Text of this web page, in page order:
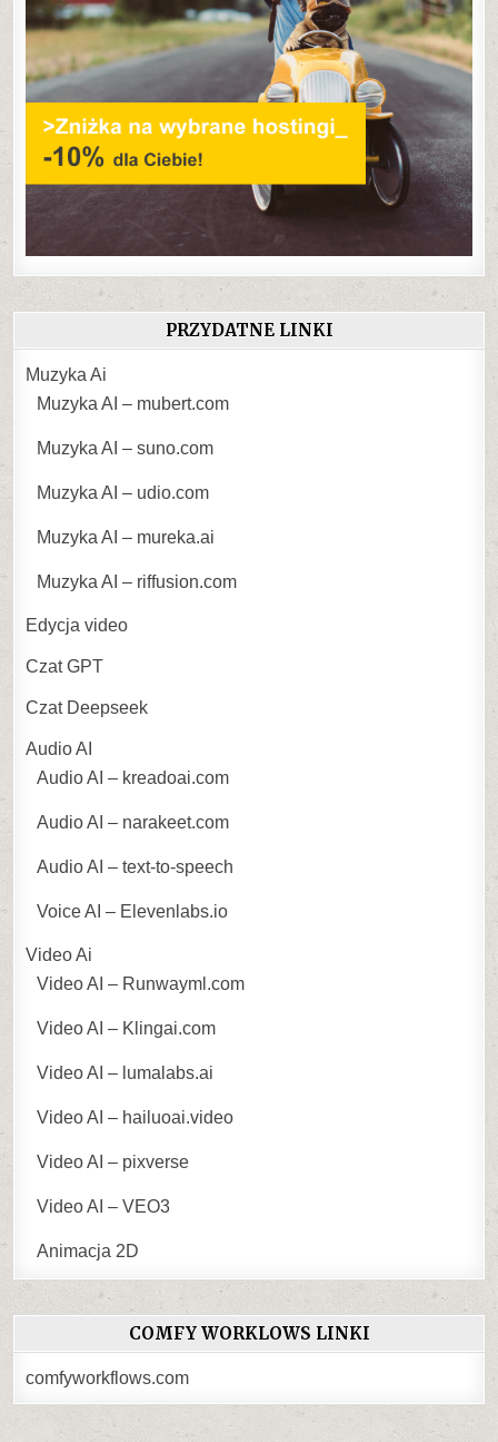
PRZYDATNE LINKI
Muzyka Ai
Muzyka AI – mubert.com
Muzyka AI – suno.com
Muzyka AI – udio.com
Muzyka AI – mureka.ai
Muzyka AI – riffusion.com
Edycja video
Czat GPT
Czat Deepseek
Audio AI
Audio AI – kreadoai.com
Audio AI – narakeet.com
Audio AI – text-to-speech
Voice AI – Elevenlabs.io
Video Ai
Video AI – Runwayml.com
Video AI – Klingai.com
Video AI – lumalabs.ai
Video AI – hailuoai.video
Video AI – pixverse
Video AI – VEO3
Animacja 2D
COMFY WORKLOWS LINKI
comfyworkflows.com